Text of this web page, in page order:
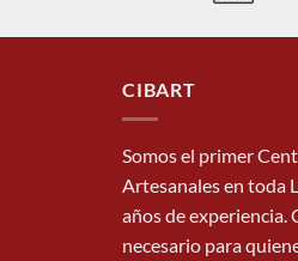
CIBART
Somos el primer
Artesanales en toda
años de experiencia.
necesario para